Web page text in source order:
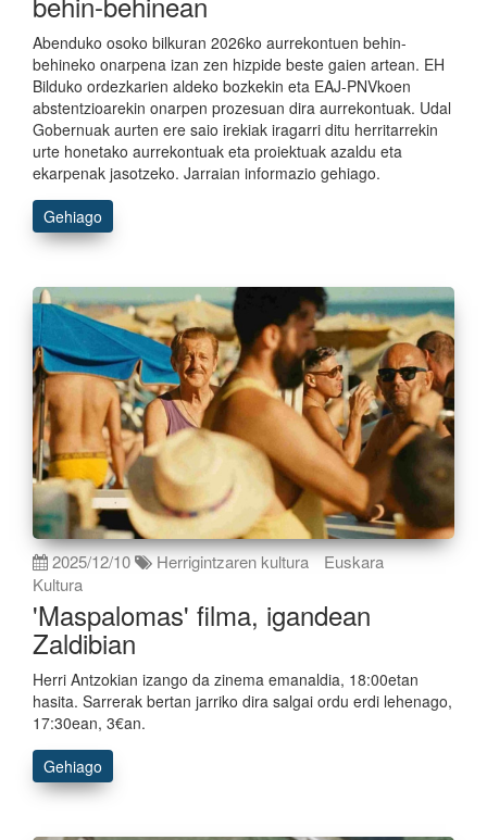
Abenduko osoko bilkuran 2026ko aurrekontuen behin-
behineko onarpena izan zen hizpide beste gaien artean. EH
Bilduko ordezkarien aldeko bozkekin eta EAJ-PNVkoen
abstentzioarekin onarpen prozesuan dira aurrekontuak. Udal
Gobernuak aurten ere saio irekiak iragarri ditu herritarrekin
urte honetako aurrekontuak eta proiektuak azaldu eta
ekarpenak jasotzeko. Jarraian informazio gehiago.
Gehiago
2025/12/10 Herrigintzaren kultura
Euskara
Kultura
'Maspalomas' filma, igandean
Zaldibian
Herri Antzokian izango da zinema emanaldia, 18:00etan
hasita. Sarrerak bertan jarriko dira salgai ordu erdi lehenago,
17:30ean, 3€an.
Gehiago